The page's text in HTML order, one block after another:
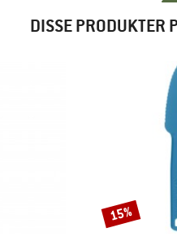
DISSE PRODUKTER
Rabat
15%